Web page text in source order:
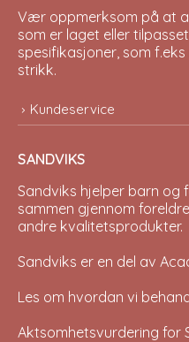
Vær oppmerksom på at
som er laget eller
spesifikasjoner, som
strikk.
Kundeservice
SANDVIKS
Sandviks hjelper barn og
sammen gjennom
andre kvalitetsprodukter.
Sandviks er en del av
Les om hvordan vi
Aktsomhetsvurdering for